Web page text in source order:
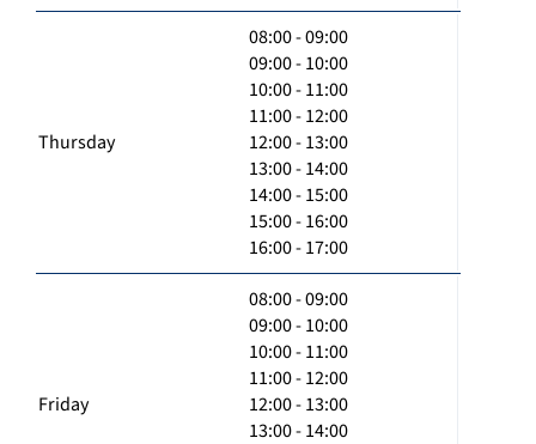
Thursday
08:00 - 09:00
09:00 - 10:00
10:00 - 11:00
11:00 - 12:00
12:00 - 13:00
13:00 - 14:00
14:00 - 15:00
15:00 - 16:00
16:00 - 17:00
Friday
08:00 - 09:00
09:00 - 10:00
10:00 - 11:00
11:00 - 12:00
12:00 - 13:00
13:00 - 14:00